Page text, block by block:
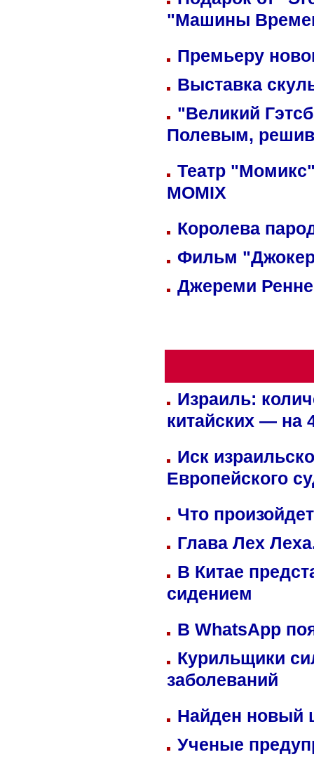
"Машины
Премьеру
Выставка
"Великий
Полевым,
Театр
MOMIX
Королева
Фильм
Джереми
Израиль:
китайских — на
Иск
Европейского
Что
Глава Лех
В Китае
сидением
В WhatsApp
Курильщики
заболеваний
Найден
Ученые